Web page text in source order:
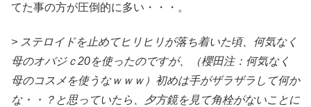
てた事の方が圧倒的に多い・・・。
> ステロイドを止めてヒリヒリが落ち着いた頃、何気なく
母のオバジｃ20を使ったのですが、（櫻田注：何気なく
母のコスメを使うなｗｗｗ）初めは手がザラザラして何か
な・・？と思っていたら、夕方鏡を見て角栓がないことに